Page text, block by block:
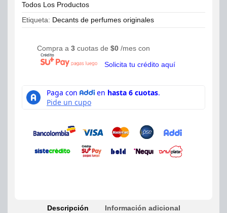
Todos Los Productos
Etiqueta: Decants de perfumes originales
Compra a 3 cuotas de $0 /mes con
Solicita tu crédito aquí
Descripción Información adicional